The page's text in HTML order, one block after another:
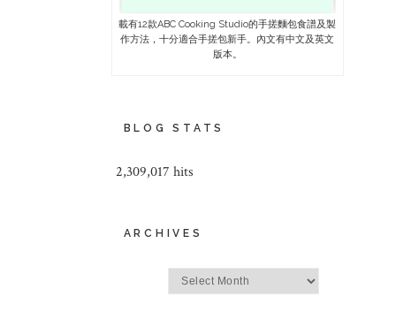
載有12款ABC Cooking Studio的手搓麵包食譜及製
作方法，十分適合手搓包新手。內文有中文及英文
版本。
BLOG STATS
2,309,017 hits
ARCHIVES